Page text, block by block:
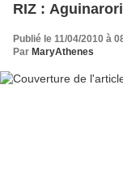
RIZ :
Publié le 11/04/2010 à
Par MaryAthenes